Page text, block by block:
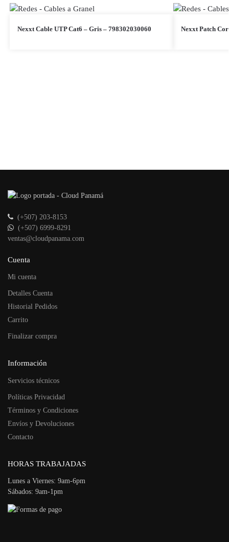
Nexxt Cable UTP Cat6 – Gris – 798302030060 Nexxt Patch
(+507) 203-8153
(+507) 6999-8291
ventas@cloudpanama.com
Cuenta
Mi cuenta
Detalles Cuenta
Historial Pedidos
Carrito
Finalizar compra
Información
Servicios técnicos
Políticas Privacidad
Términos y Condiciones
Envíos y Devoluciones
Contacto
HORAS TRABAJADAS
Lunes a Viernes: 9am-6pm
Sábados: 9am-1pm